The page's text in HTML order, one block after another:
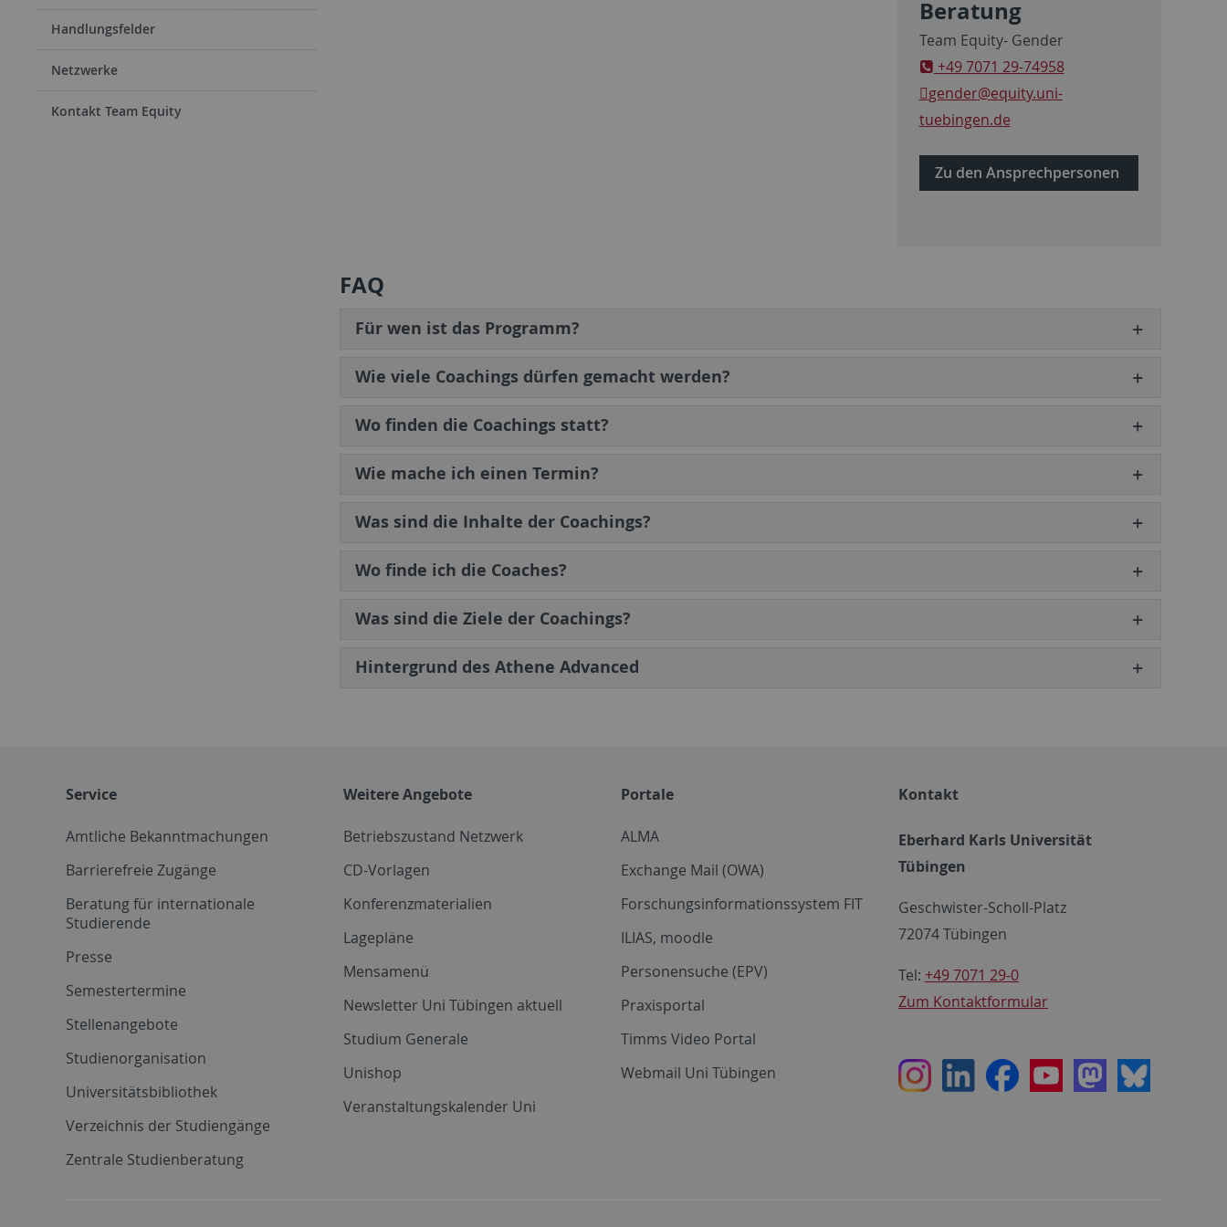
Handlungsfelder
Netzwerke
Kontakt Team Equity
Beratung
Team Equity- Gender
+49 7071 29-74958
gender@equity.uni-
tuebingen.de
Zu den Ansprechpersonen
FAQ
Für wen ist das Programm?
Wie viele Coachings dürfen gemacht werden?
Wo finden die Coachings statt?
Wie mache ich einen Termin?
Was sind die Inhalte der Coachings?
Wo finde ich die Coaches?
Was sind die Ziele der Coachings?
Hintergrund des Athene Advanced
Service
Amtliche Bekanntmachungen
Barrierefreie Zugänge
Beratung für internationale
Studierende
Presse
Semestertermine
Stellenangebote
Studienorganisation
Universitätsbibliothek
Verzeichnis der Studiengänge
Zentrale Studienberatung
Weitere Angebote
Betriebszustand Netzwerk
CD-Vorlagen
Konferenzmaterialien
Lagepläne
Mensamenü
Newsletter Uni Tübingen aktuell
Studium Generale
Unishop
Veranstaltungskalender Uni
Portale
ALMA
Exchange Mail (OWA)
Forschungsinformationssystem FIT
ILIAS, moodle
Personensuche (EPV)
Praxisportal
Timms Video Portal
Webmail Uni Tübingen
Kontakt
Eberhard Karls Universität
Tübingen
Geschwister-Scholl-Platz
72074 Tübingen
Tel: +49 7071 29-0
Zum Kontaktformular
InstagramLinkedInFacebookYoutubeMastodon
Bluesky